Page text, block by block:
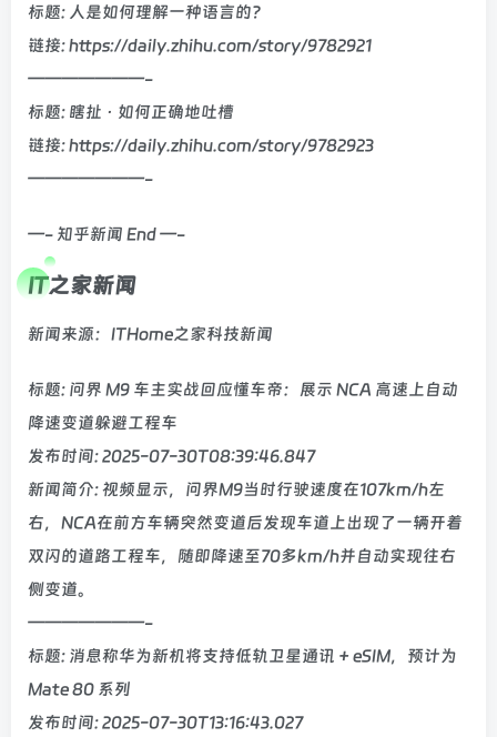
标题: 人是如何理解一种语言的？
链接: https://daily.zhihu.com/story/9782921
———————-
标题: 瞎扯 · 如何正确地吐槽
链接: https://daily.zhihu.com/story/9782923
———————-
—- 知乎新闻 End —-
IT之家新闻
新闻来源：ITHome之家科技新闻
标题: 问界 M9 车主实战回应懂车帝：展示 NCA 高速上自动
降速变道躲避工程车
发布时间: 2025-07-30T08:39:46.847
新闻简介: 视频显示，问界M9当时行驶速度在107km/h左
右，NCA在前方车辆突然变道后发现车道上出现了一辆开着
双闪的道路工程车，随即降速至70多km/h并自动实现往右
侧变道。
———————-
标题: 消息称华为新机将支持低轨卫星通讯 + eSIM，预计为
Mate 80 系列
发布时间: 2025-07-30T13:16:43.027